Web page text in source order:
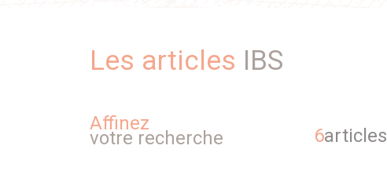
Les articles IBS
6articles
Affinez
votre recherche